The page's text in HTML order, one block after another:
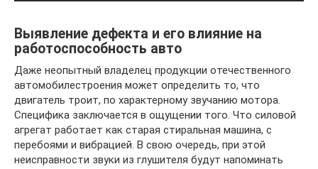
Выявление дефекта и его влияние на
работоспособность авто
Даже неопытный владелец продукции отечественного
автомобилестроения может определить то, что
двигатель троит, по характерному звучанию мотора.
Специфика заключается в ощущении того. Что силовой
агрегат работает как старая стиральная машина, с
перебоями и вибрацией. В свою очередь, при этой
неисправности звуки из глушителя будут напоминать